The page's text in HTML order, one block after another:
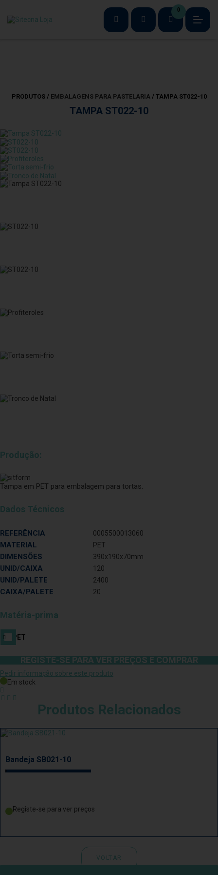
0
PRODUTOS / EMBALAGENS PARA PASTELARIA/ TAMPA ST022-10
TAMPA ST022-10
Produção:
Tampa em PET para embalagem para tortas.
Dados Técnicos
REFERÊNCIA 0005500013060
MATERIAL PET
DIMENSÕES 390x190x70mm
UNID/CAIXA 120
UNID/PALETE 2400
CAIXA/PALETE 20
Matéria-prima
PET
REGISTE-SE PARA VER PREÇOS E COMPRAR
Pedir informação sobre este produto
Em stock
Produtos Relacionados
Bandeja SB021-10
Registe-se para ver preços
VOLTAR